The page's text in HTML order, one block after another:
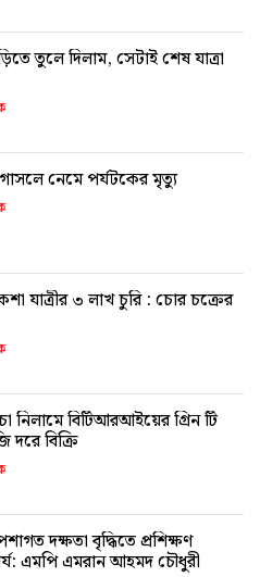
সেটাই শেষ যাত্রা
নেমে পর্যটকের মৃত্যু
৩ লাখ চুরি : চোর চক্রের
নিলামে বিটিআরআইয়ের গ্রিন টি
দরে বিক্রি
দক্ষতা বৃদ্ধিতে প্রশিক্ষণ
এমপি এমরান আহমদ চৌধুরী